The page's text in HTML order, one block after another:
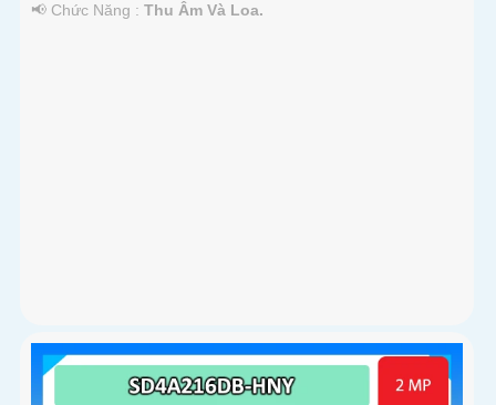
️📢 Chức Năng : Thu Âm Và Loa.